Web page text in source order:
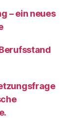
– ein neues